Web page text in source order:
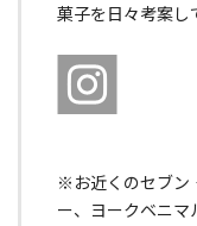
菓子を日々考案し
※お近くのセブン
ー、ヨークベニマ